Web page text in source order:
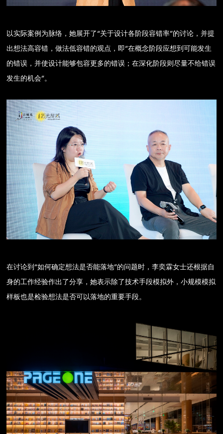
以实际案例为脉络，她展开了“关于设计各阶段容错率”的讨论，并提
出想法高容错，做法低容错的观点，即“在概念阶段应想到可能发生
的错误，并使设计能够包容更多的错误；在深化阶段则尽量不给错误
发生的机会”。
在讨论到“如何确定想法是否能落地”的问题时，李奕霖女士还根据自
身的工作经验作出了分享，她表示除了技术手段模拟外，小规模模拟
样板也是检验想法是否可以落地的重要手段。